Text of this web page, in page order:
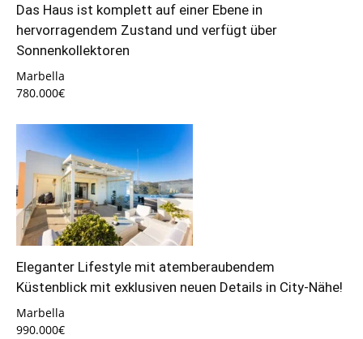
Das Haus ist komplett auf einer Ebene in
hervorragendem Zustand und verfügt über
Sonnenkollektoren
Marbella
780.000€
Eleganter Lifestyle mit atemberaubendem
Küstenblick mit exklusiven neuen Details in City-Nähe!
Marbella
990.000€